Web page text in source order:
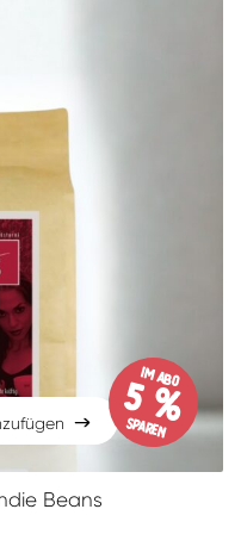
im Abo
5 %
sparen
Beans